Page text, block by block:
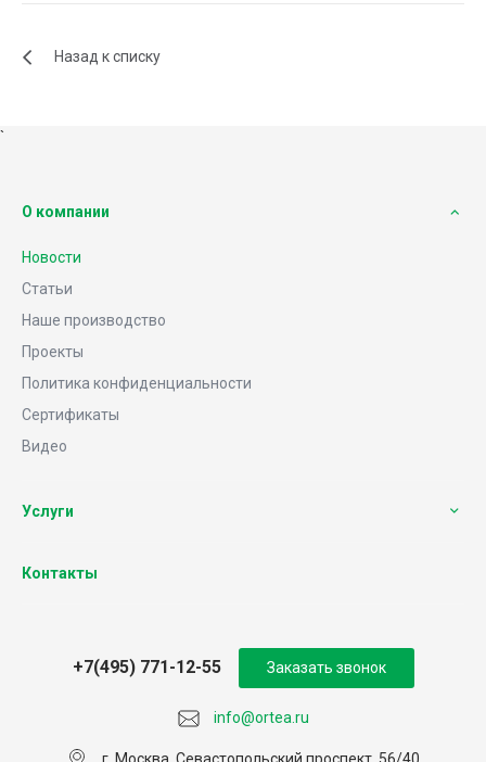
Назад к списку
`
О компании
Новости
Статьи
Наше производство
Проекты
Политика конфиденциальности
Сертификаты
Видео
Услуги
Контакты
info@ortea.ru
+7(495) 771-12-55
г. Москва, Севастопольский проспект, 56/40
Заказать звонок